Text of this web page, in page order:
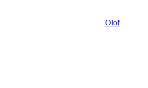
Olof